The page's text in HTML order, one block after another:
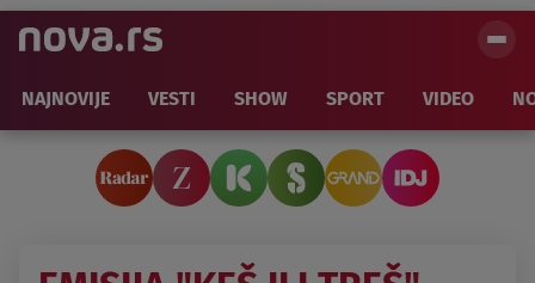
NAJNOVIJE VESTI SHOW SPORT VIDEO